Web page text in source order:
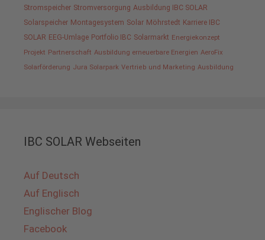
Stromspeicher Stromversorgung Ausbildung IBC SOLAR
Solarspeicher Montagesystem Solar Möhrstedt Karriere IBC
SOLAR EEG-Umlage Portfolio IBC Solarmarkt Energiekonzept
Projekt Partnerschaft Ausbildung erneuerbare Energien AeroFix
Solarförderung Jura Solarpark Vertrieb und Marketing Ausbildung
IBC SOLAR Webseiten
Auf Deutsch
Auf Englisch
Englischer Blog
Facebook